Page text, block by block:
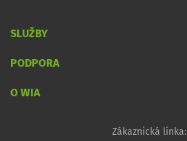
SLUŽBY
PODPORA
O WIA
Zákaznická linka: